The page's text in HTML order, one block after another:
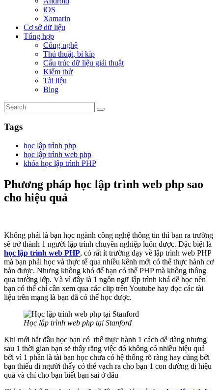
iOS
Xamarin
Cơ sở dữ liệu
Tổng hợp
Công nghệ
Thủ thuật, bí kíp
Cấu trúc dữ liệu giải thuật
Kiểm thử
Tài liệu
Blog
Tags
học lập trình php
học lập trình web php
khóa học lập trình PHP
Phương pháp học lập trình web php sao
cho hiệu quả
Không phải là bạn học ngành công nghệ thông tin thì bạn ra trường
sẽ trở thành 1 người lập trình chuyên nghiệp luôn được. Đặc biệt là
học lập trình web PHP, có rất ít trường dạy về lập trình web PHP
mà bạn phải học và thực tế qua nhiều kênh mới có thể thực hành cơ
bản được. Nhưng không khó để bạn có thể PHP mà không thông
qua trường lớp. Và vì đây là 1 ngôn ngữ lập trình khá dễ học nên
bạn có thể chỉ cần xem qua các clip trên Youtube hay đọc các tài
liệu trên mạng là bạn đã có thể học được.
Học lập trình web php tại Stanford
Khi mới bắt đầu học bạn có thể thực hành 1 cách dễ dàng nhưng
sau 1 thời gian bạn sẽ thấy rằng việc đó không có nhiều hiệu quả
bởi vì 1 phần là tài bạn học chưa có hệ thống rõ ràng hay cũng bởi
bạn thiếu đi người thấy có thể vạch ra cho bạn 1 con đường đi hiệu
quả và chỉ cho bạn biết bạn sai ở đâu